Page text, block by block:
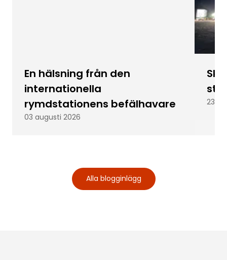
En hälsning från den
internationella
rymdstationens befälhavare
03 augusti 2026
23
Alla blogginlägg